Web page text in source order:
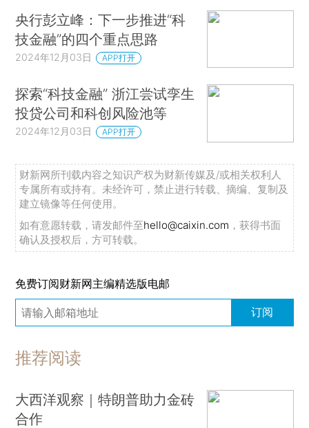
央行彭立峰：下一步推进“科
技金融”的四个重点思路
2024年12月03日 APP打开
探索“科技金融” 浙江尝试孪生
投贷公司和科创风险池等
2024年12月03日 APP打开
财新网所刊载内容之知识产权为财新传媒及/或相关权利人
专属所有或持有。未经许可，禁止进行转载、摘编、复制及
建立镜像等任何使用。
如有意愿转载，请发邮件至hello@caixin.com ，获得书面
确认及授权后，方可转载。
免费订阅财新网主编精选版电邮
订阅
推荐阅读
大西洋观察｜特朗普助力金砖
合作